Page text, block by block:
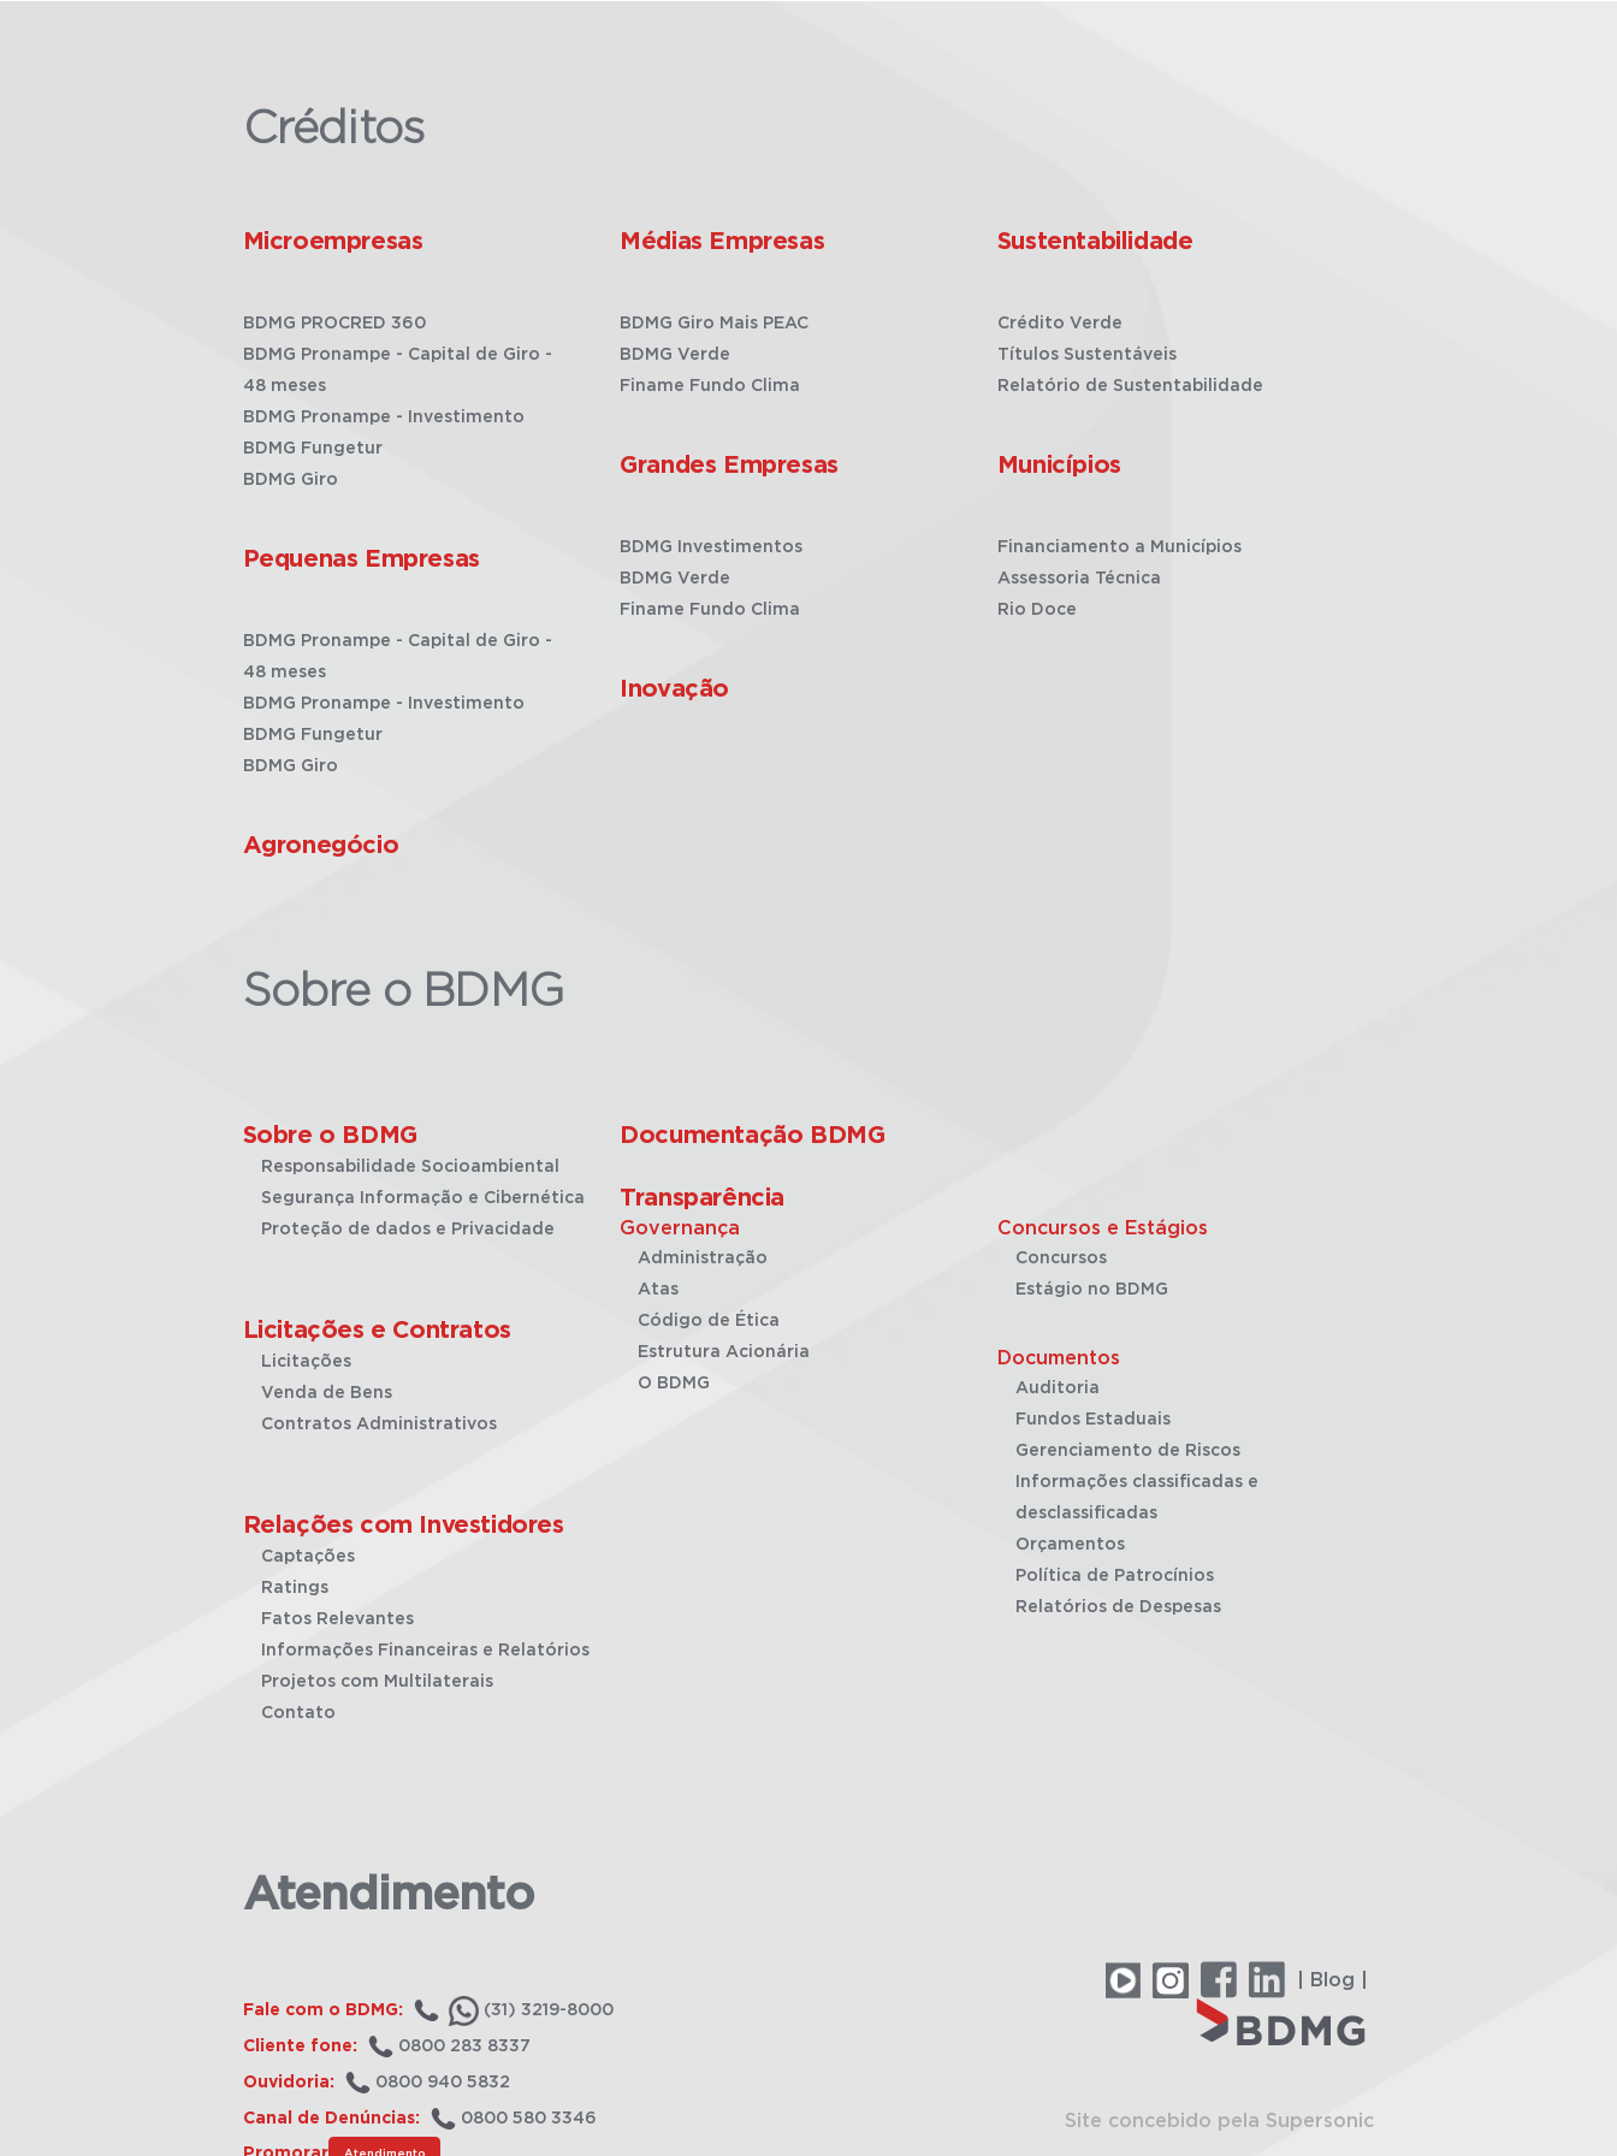
Créditos
Microempresas
BDMG PROCRED 360
BDMG Pronampe - Capital de Giro -
48 meses
BDMG Pronampe - Investimento
BDMG Fungetur
BDMG Giro
Pequenas Empresas
BDMG Pronampe - Capital de Giro -
48 meses
BDMG Pronampe - Investimento
BDMG Fungetur
BDMG Giro
Agronegócio
Médias Empresas
BDMG Giro Mais PEAC
BDMG Verde
Finame Fundo Clima
Grandes Empresas
BDMG Investimentos
BDMG Verde
Finame Fundo Clima
Inovação
Sustentabilidade
Crédito Verde
Títulos Sustentáveis
Relatório de Sustentabilidade
Municípios
Financiamento a Municípios
Assessoria Técnica
Rio Doce
Sobre o BDMG
Sobre o BDMG
Responsabilidade Socioambiental
Segurança Informação e Cibernética
Proteção de dados e Privacidade
Licitações e Contratos
Licitações
Venda de Bens
Contratos Administrativos
Relações com Investidores
Captações
Ratings
Fatos Relevantes
Informações Financeiras e Relatórios
Projetos com Multilaterais
Contato
Documentação BDMG
Transparência
Governança
Administração
Atas
Código de Ética
Estrutura Acionária
O BDMG
Concursos e Estágios
Concursos
Estágio no BDMG
Documentos
Auditoria
Fundos Estaduais
Gerenciamento de Riscos
Informações classificadas e
desclassificadas
Orçamentos
Política de Patrocínios
Relatórios de Despesas
Atendimento
Fale com o BDMG: (31) 3219-8000
Cliente fone: 0800 283 8337
Ouvidoria: 0800 940 5832
Canal de Denúncias: 0800 580 3346
Atendimento
| Blog |
Site concebido pela Supersonic